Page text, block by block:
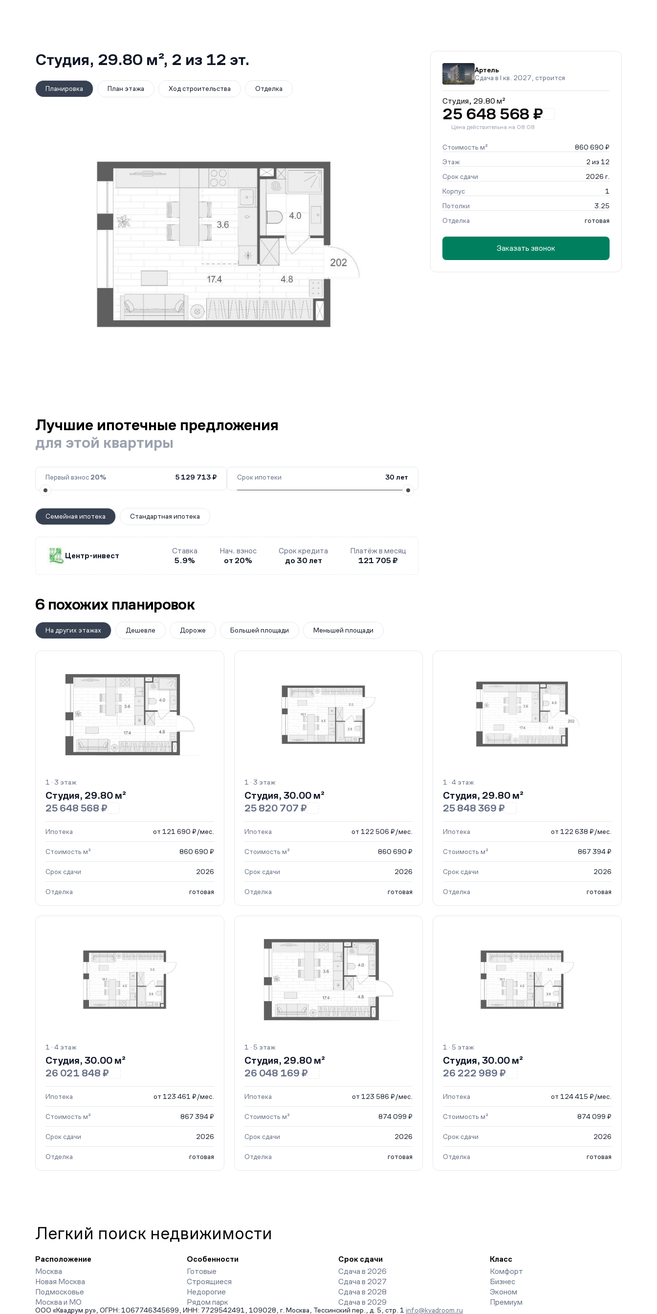
Студия, 29.80 м², 2 из 12 эт.
Планировка План этажа Ход строительства Отделка
Артель
Сдача в I кв. 2027, строится
Студия, 29.80 м²
25 648 568 ₽
Цена действительна на 08.08
Стоимость м²
860 690 ₽
Этаж
2 из 12
Срок сдачи
2026 г.
Корпус
1
Потолки
3.25
Отделка
готовая
Заказать звонок
Лучшие ипотечные предложения
для этой квартиры
Первый взнос 20% 5 129 713 ₽ Срок ипотеки 30 лет
Семейная ипотека Стандартная ипотека
Центр-инвест
Ставка
5.9%
Нач. взнос
от 20%
Срок кредита
до 30 лет
Платёж в месяц
121 705 ₽
6 похожих планировок
На других этажах Дешевле Дороже Большей площади Меньшей площади
1 · 3 этаж
Студия, 29.80 м²
25 648 568 ₽
Ипотека от 121 690 ₽/мес.
Стоимость м² 860 690 ₽
Срок сдачи 2026
Отделка готовая
1 · 3 этаж
Студия, 30.00 м²
25 820 707 ₽
Ипотека от 122 506 ₽/мес.
Стоимость м² 860 690 ₽
Срок сдачи 2026
Отделка готовая
1 · 4 этаж
Студия, 29.80 м²
25 848 369 ₽
Ипотека от 122 638 ₽/мес.
Стоимость м² 867 394 ₽
Срок сдачи 2026
Отделка готовая
1 · 4 этаж
Студия, 30.00 м²
26 021 848 ₽
Ипотека от 123 461 ₽/мес.
Стоимость м² 867 394 ₽
Срок сдачи 2026
Отделка готовая
1 · 5 этаж
Студия, 29.80 м²
26 048 169 ₽
Ипотека от 123 586 ₽/мес.
Стоимость м² 874 099 ₽
Срок сдачи 2026
Отделка готовая
1 · 5 этаж
Студия, 30.00 м²
26 222 989 ₽
Ипотека от 124 415 ₽/мес.
Стоимость м² 874 099 ₽
Срок сдачи 2026
Отделка готовая
Легкий поиск недвижимости
Расположение
Москва
Новая Москва
Подмосковье
Москва и МО
Особенности
Готовые
Строящиеся
Недорогие
Рядом парк
Срок сдачи
Сдача в 2026
Сдача в 2027
Сдача в 2028
Сдача в 2029
Класс
Комфорт
Бизнес
Эконом
Премиум
ООО «Квадрум.ру», ОГРН: 1067746345699, ИНН: 7729542491, 109028, г. Москва, Тессинский пер., д. 5, стр. 1 info@kvadroom.ru